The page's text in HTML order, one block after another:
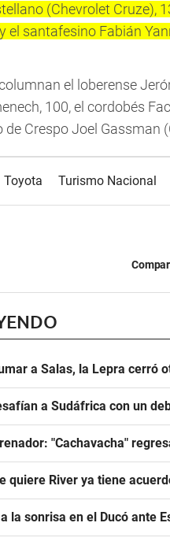
(Chevrolet Cruze),
el santafesino Fabián
el loberense
100, el cordobés
de Crespo Joel Gassman
Toyota Turismo Nacional
a Salas, la Lepra cerró
a Sudáfrica con un
"Cachavacha"
quiere River ya tiene
la sonrisa en el Ducó ante